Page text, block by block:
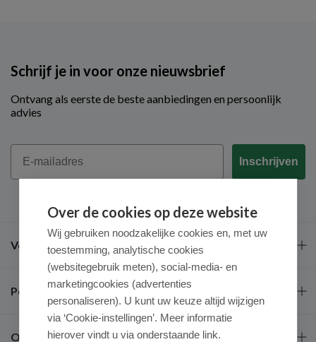
Schrijf je in voor onze nieuwsbrief
Ontvang als eerste de beste aanbiedingen en persoonlijk
advies
Email
Inschrijven
Veel gestelde vragen
Populaire merken
Over ons
Over de cookies op deze website
Wij gebruiken noodzakelijke cookies en, met uw
toestemming, analytische cookies
(websitegebruik meten), social-media- en
marketingcookies (advertenties
personaliseren). U kunt uw keuze altijd wijzigen
via ‘Cookie-instellingen’. Meer informatie
hierover vindt u via onderstaande link.